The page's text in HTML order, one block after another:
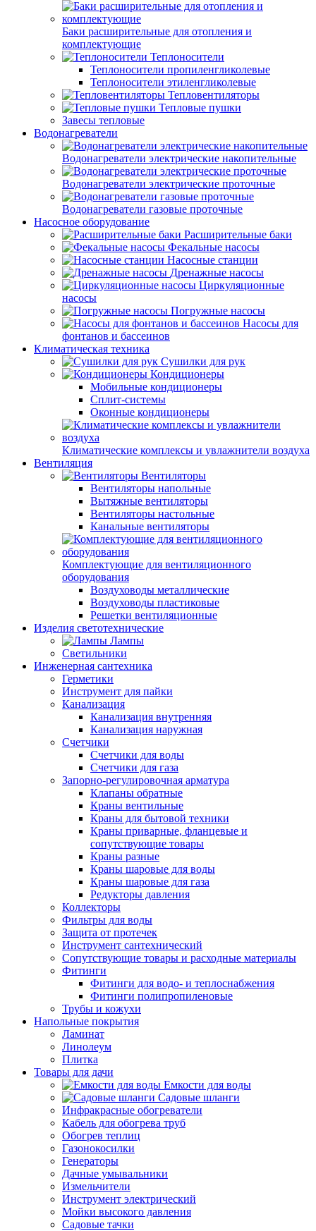
Баки расширительные для отопления и
комплектующие
Теплоносители
Теплоносители пропиленгликолевые
Теплоносители этиленгликолевые
Тепловентиляторы
Тепловые пушки
Завесы тепловые
Водонагреватели
Водонагреватели электрические накопительные
Водонагреватели электрические проточные
Водонагреватели газовые проточные
Насосное оборудование
Расширительные баки
Фекальные насосы
Насосные станции
Дренажные насосы
Циркуляционные
насосы
Погружные насосы
Насосы для
фонтанов и бассеинов
Климатическая техника
Сушилки для рук
Кондиционеры
Мобильные кондиционеры
Сплит-системы
Оконные кондиционеры
Климатические комплексы и увлажнители воздуха
Вентиляция
Вентиляторы
Вентиляторы напольные
Вытяжные вентиляторы
Вентиляторы настольные
Канальные вентиляторы
Комплектующие для вентиляционного
оборудования
Воздуховоды металлические
Воздуховоды пластиковые
Решетки вентиляционные
Изделия светотехнические
Лампы
Светильники
Инженерная сантехника
Герметики
Инструмент для пайки
Канализация
Канализация внутренняя
Канализация наружная
Счетчики
Счетчики для воды
Счетчики для газа
Запорно-регулировочная арматура
Клапаны обратные
Краны вентильные
Краны для бытовой техники
Краны приварные, фланцевые и
сопутствующие товары
Краны разные
Краны шаровые для воды
Краны шаровые для газа
Редукторы давления
Коллекторы
Фильтры для воды
Защита от протечек
Инструмент сантехнический
Сопутствующие товары и расходные материалы
Фитинги
Фитинги для водо- и теплоснабжения
Фитинги полипропиленовые
Трубы и кожухи
Напольные покрытия
Ламинат
Линолеум
Плитка
Товары для дачи
Емкости для воды
Садовые шланги
Инфракрасные обогреватели
Кабель для обогрева труб
Обогрев теплиц
Газонокосилки
Генераторы
Дачные умывальники
Измельчители
Инструмент электрический
Мойки высокого давления
Садовые тачки